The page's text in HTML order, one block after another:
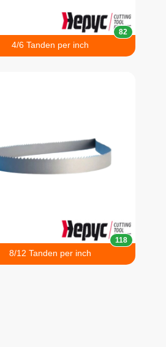
4/6 Tanden per inch
82
8/12 Tanden per inch
118